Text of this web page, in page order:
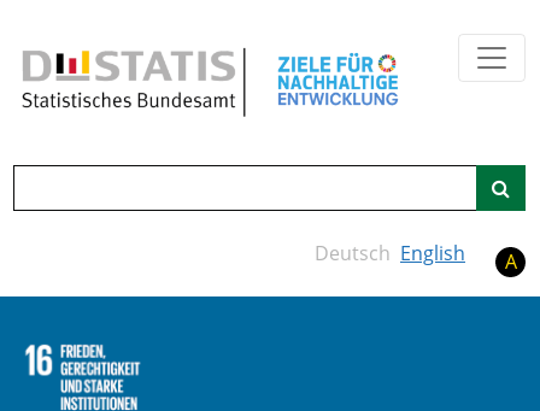
Deutsch English A